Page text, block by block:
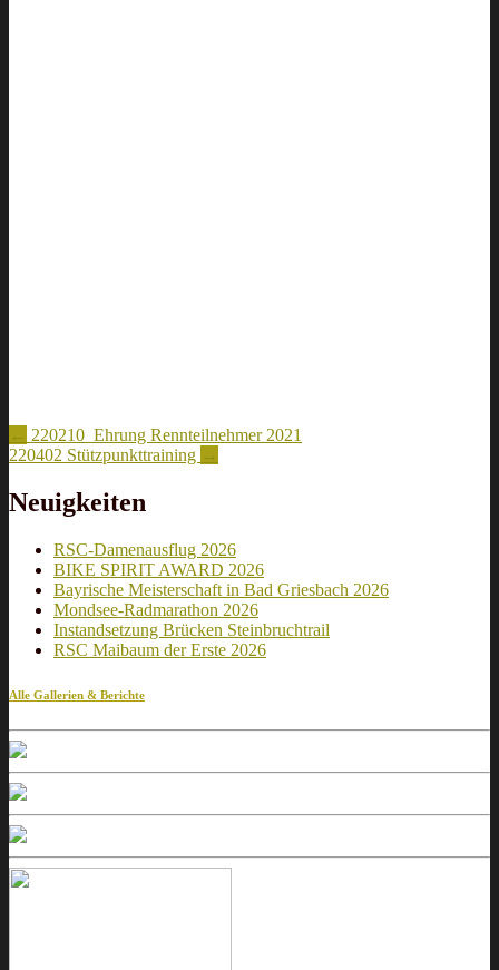
Artikel-
Navigation
← 220210_Ehrung Rennteilnehmer 2021
220402 Stützpunkttraining →
Neuigkeiten
RSC-Damenausflug 2026
BIKE SPIRIT AWARD 2026
Bayrische Meisterschaft in Bad Griesbach 2026
Mondsee-Radmarathon 2026
Instandsetzung Brücken Steinbruchtrail
RSC Maibaum der Erste 2026
Alle Gallerien & Berichte